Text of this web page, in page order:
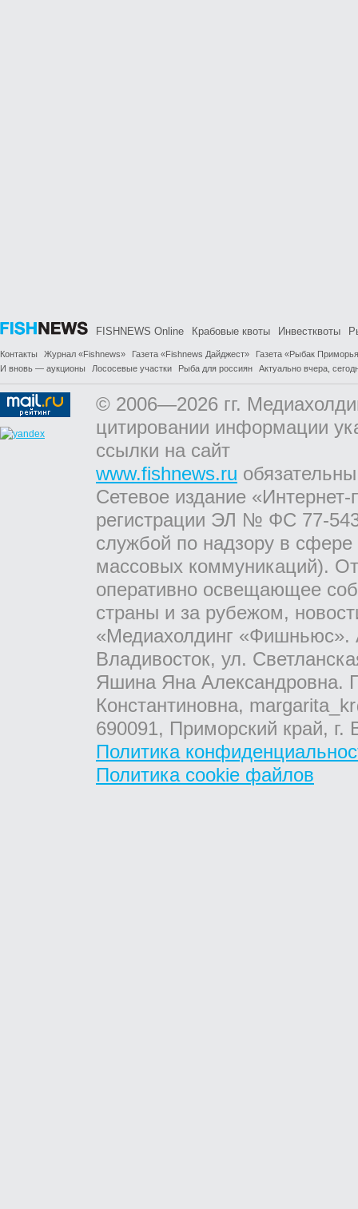
FISHNEWS Online Крабовые квоты Инвестквоты
Контакты Журнал «Fishnews» Газета «Fishnews Дайджест»
Газета «Рыбак
И вновь — аукционы
Лососевые участки Рыба для россиян Актуально вчера,
© 2006—2026 гг.
цитировании информации
ссылки на сайт
www.fishnews.ru
Сетевое издание
регистрации ЭЛ № ФС 77-
службой по надзору в
массовых коммуникаций).
оперативно освещающее
страны и за рубежом,
«Медиахолдинг «Фишньюс».
Владивосток, ул.
Яшина Яна Александровна.
Константиновна,
690091, Приморский край,
Политика
Политика cookie файлов